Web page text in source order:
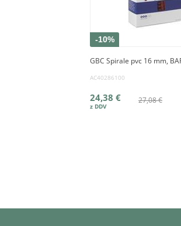
-10%
GBC Spirale pvc 16 mm,
AC40286100
27,08 €
24,38 €